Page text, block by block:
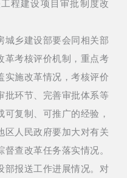
程建设项目审批制度改
城乡建设部要会同相关部
革考核评价机制，重点考
实施改革情况，考核评价
批环节、完善审批体系等
复制、可推广的经验，
区人民政府要加大对有关
查改革任务落实情况。
部报送工作进展情况。对